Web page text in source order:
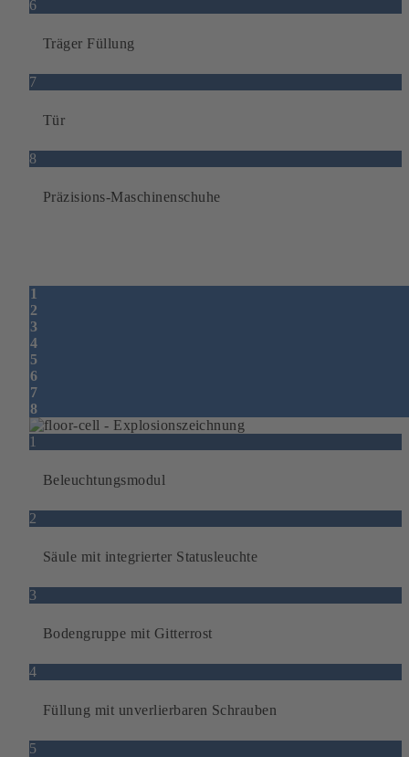
6
Träger Füllung
7
Tür
8
Präzisions-Maschinenschuhe
1
2
3
4
5
6
7
8
1
Beleuchtungsmodul
2
Säule mit integrierter Statusleuchte
3
Bodengruppe mit Gitterrost
4
Füllung mit unverlierbaren Schrauben
5